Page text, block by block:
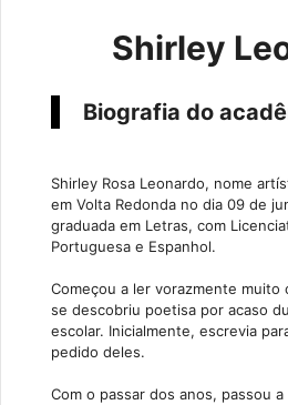
Shirley
Biografia do
Shirley Rosa Leonardo, nome
em Volta Redonda no dia 09 de
graduada em Letras, com
Portuguesa e Espanhol.
Começou a ler vorazmente muito
se descobriu poetisa por acaso
escolar. Inicialmente, escrevia
pedido deles.
Com o passar dos anos, passou